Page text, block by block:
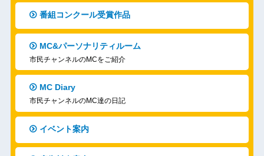
番組コンクール受賞作品
MC&パーソナリティルーム
市民チャンネルのMCをご紹介
MC Diary
市民チャンネルのMC達の日記
イベント案内